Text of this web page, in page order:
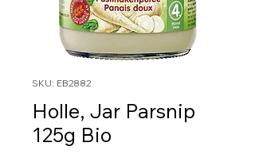
SKU: EB2882
Holle, Jar Parsnip
125g Bio